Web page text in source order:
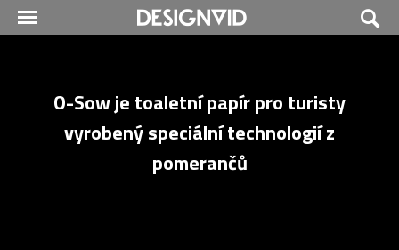
O-Sow je toaletní papír pro turisty
vyrobený speciální technologií z
pomerančů